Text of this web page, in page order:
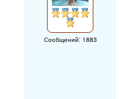
Сообщений: 1883